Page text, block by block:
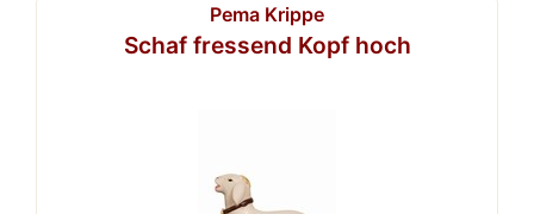
Pema Krippe
Schaf fressend Kopf hoch